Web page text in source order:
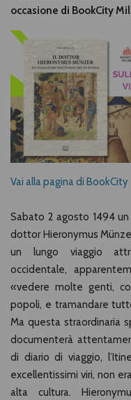
occasione di BookCity
Vai alla pagina di BookCity
Sabato 2 agosto 1494
dottor Hieronymus
un lungo viaggio
occidentale,
«vedere molte genti,
popoli, e tramandare
Ma questa straordinaria
documenterà
di diario di viaggio,
excellentissimi viri, non
alta cultura.